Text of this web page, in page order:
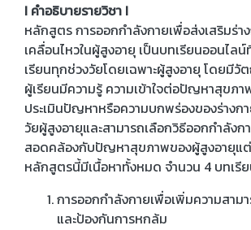
I คำอธิบายรายวิชา I
หลักสูตร การออกกำลังกายเพื่อส่งเสริมร่า
เคลื่อนไหวในผู้สูงอายุ เป็นบทเรียนออนไลน์
เรียนทุกช่วงวัยโดยเฉพาะผู้สูงอายุ โดยมีวั
ผู้เรียนมีความรู้ ความเข้าใจต่อปัญหาสุขภา
ประเมินปัญหาหรือความบกพร่องของร่างก
วัยผู้สูงอายุและสามารถเลือกวิธีออกกำลังก
สอดคล้องกับปัญหาสุขภาพของผู้สูงอายุแต่
หลักสูตรนี้มีเนื้อหาทั้งหมด จำนวน 4 บทเรี
การออกกำลังกายเพื่อเพิ่มความสาม
และป้องกันการหกล้ม